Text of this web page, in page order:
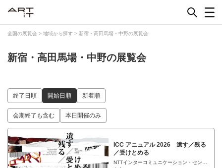
全国の展覧会 > 地域から探す > 新宿・高田馬場・中野の展覧会
新宿・高田馬場・中野の展覧会
終了日順 開始日順 新着順
会期終了も含む 本日開催のみ
ICC アニュアル 2026 遺す／残る
／受けとめる
NTTインターコミュニケーション・センタ